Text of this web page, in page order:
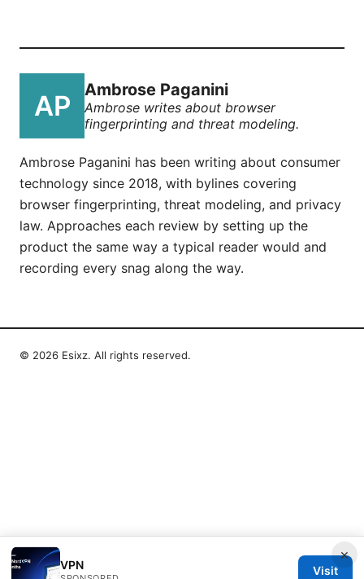
Ambrose Paganini
Ambrose writes about browser
fingerprinting and threat modeling.
Ambrose Paganini has been writing about consumer
technology since 2018, with bylines covering
browser fingerprinting, threat modeling, and privacy
law. Approaches each review by setting up the
product the same way a typical reader would and
recording every snag along the way.
×
VPN Visit
© 2026 Esixz. All rights reserved.